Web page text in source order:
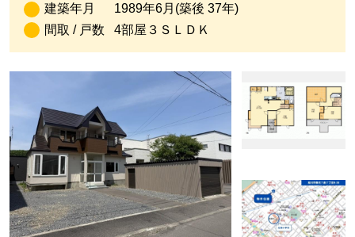
建築年月
1989年6月(築後 37年)
間取 / 戸数
4部屋３ＳＬＤＫ